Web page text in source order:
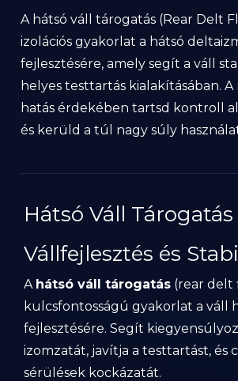
A hátsó váll tárogatás (Rear Delt
izolációs gyakorlat a hátsó
fejlesztésére, amely segít a váll
helyes testtartás kialakításában. A
hatás érdekében tartsd kontroll
és kerüld a túl nagy súly
Hátsó Váll Tárogatás
Vállfejlesztés és
A hátsó váll tárogatás (rear delt
kulcsfontosságú gyakorlat a váll
fejlesztésére. Segít
izomzatát, javítja a testtartást, és
sérülések kockázatát.